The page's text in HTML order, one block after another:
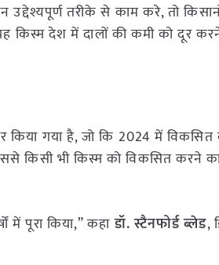
उद्देश्यपूर्ण तरीके से काम करे, तो
किस्म देश में दालों की कमी को दूर
किया गया है, जो कि 2024 में
किसी भी किस्म को विकसित करने
में पूरा किया,” कहाडॉ. स्टैनफोर्ड ब्लेड,